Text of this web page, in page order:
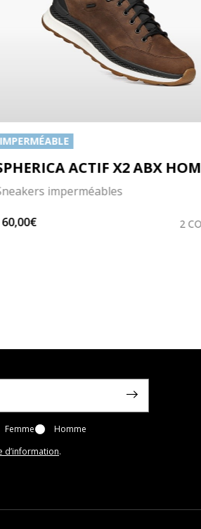
IMPERMÉABLE
ACTIF X2 ABX
imperméables
2
Femme
Homme
d’information.